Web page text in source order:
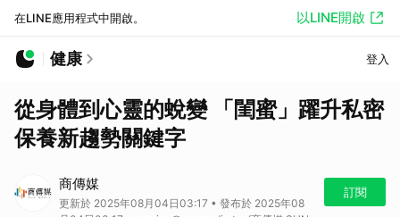
在LINE應用程式中開啟。 以LINE開啟
健康 登入
從身體到心靈的蛻變 「閨蜜」躍升私密
保養新趨勢關鍵字
商傳媒
更新於 2025年08月04日03:17 • 發布於 2025年08
訂閱